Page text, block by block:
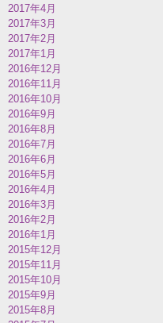
2017年4月
2017年3月
2017年2月
2017年1月
2016年12月
2016年11月
2016年10月
2016年9月
2016年8月
2016年7月
2016年6月
2016年5月
2016年4月
2016年3月
2016年2月
2016年1月
2015年12月
2015年11月
2015年10月
2015年9月
2015年8月